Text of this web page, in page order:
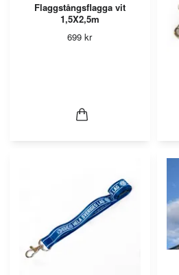
Flaggstångsflagga vit
1,5X2,5m
699 kr